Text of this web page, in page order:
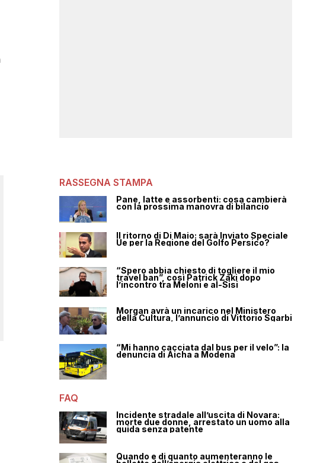
RASSEGNA STAMPA
Pane, latte e assorbenti: cosa cambierà
con la prossima manovra di bilancio
Il ritorno di Di Maio: sarà Inviato Speciale
Ue per la Regione del Golfo Persico?
“Spero abbia chiesto di togliere il mio
travel ban”, così Patrick Zaki dopo
l’incontro tra Meloni e al-Sisi
Morgan avrà un incarico nel Ministero
della Cultura, l’annuncio di Vittorio Sgarbi
“Mi hanno cacciata dal bus per il velo”: la
denuncia di Aicha a Modena
FAQ
Incidente stradale all’uscita di Novara:
morte due donne, arrestato un uomo alla
guida senza patente
Quando e di quanto aumenteranno le